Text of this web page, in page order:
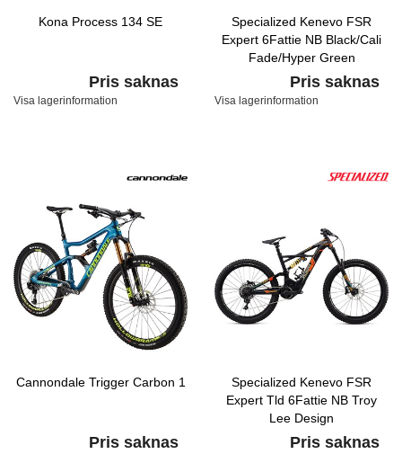
Kona Process 134 SE
Pris saknas
Visa lagerinformation
Specialized Kenevo FSR
Expert 6Fattie NB Black/Cali
Fade/Hyper Green
Pris saknas
Visa lagerinformation
Cannondale Trigger Carbon 1
Pris saknas
Specialized Kenevo FSR
Expert Tld 6Fattie NB Troy
Lee Design
Pris saknas